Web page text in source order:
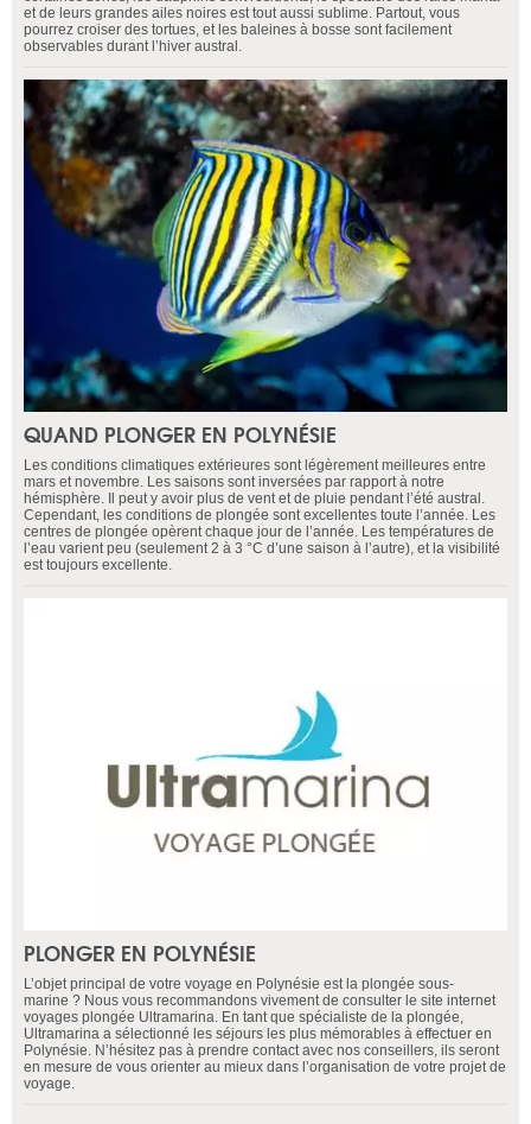
et de leurs grandes ailes noires est tout aussi sublime. Partout, vous
pourrez croiser des tortues, et les baleines à bosse sont facilement
observables durant l’hiver austral.
QUAND PLONGER EN POLYNÉSIE
Les conditions climatiques extérieures sont légèrement meilleures entre
mars et novembre. Les saisons sont inversées par rapport à notre
hémisphère. Il peut y avoir plus de vent et de pluie pendant l’été austral.
Cependant, les conditions de plongée sont excellentes toute l’année. Les
centres de plongée opèrent chaque jour de l’année. Les températures de
l’eau varient peu (seulement 2 à 3 °C d’une saison à l’autre), et la visibilité
est toujours excellente.
PLONGER EN POLYNÉSIE
L’objet principal de votre voyage en Polynésie est la plongée sous-
marine ? Nous vous recommandons vivement de consulter le site internet
voyages plongée Ultramarina. En tant que spécialiste de la plongée,
Ultramarina a sélectionné les séjours les plus mémorables à effectuer en
Polynésie. N’hésitez pas à prendre contact avec nos conseillers, ils seront
en mesure de vous orienter au mieux dans l’organisation de votre projet de
voyage.